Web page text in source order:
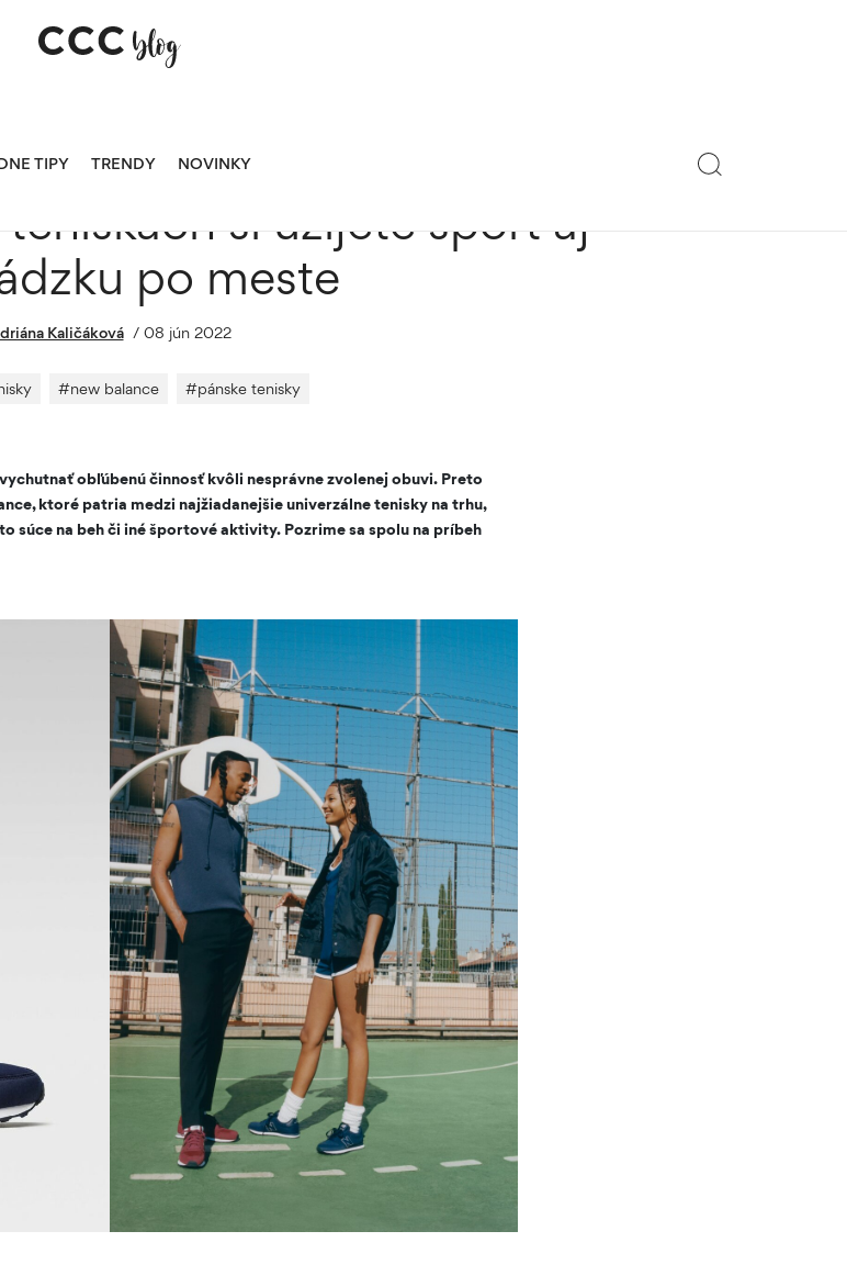
TIPY TRENDY NOVINKY
si užijete šport aj
po meste
Kaličáková / 08 jún 2022
#new balance #pánske tenisky
obľúbenú činnosť kvôli nesprávne zvolenej obuvi. Preto
ktoré patria medzi najžiadanejšie univerzálne tenisky na trhu,
súce na beh či iné športové aktivity. Pozrime sa spolu na príbeh